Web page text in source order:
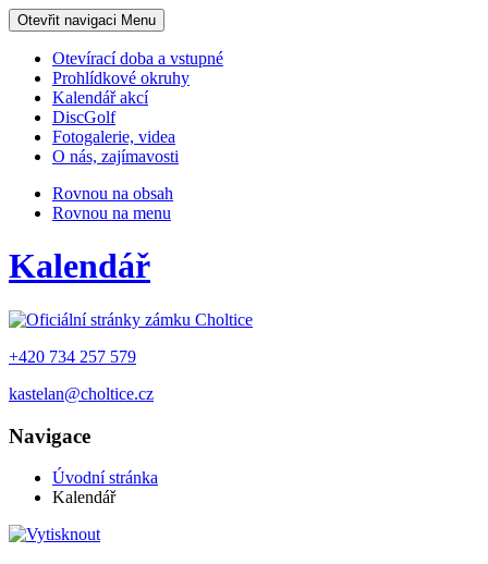
Otevřit navigaci Menu
Otevírací doba a vstupné
Prohlídkové okruhy
Kalendář akcí
DiscGolf
Fotogalerie, videa
O nás, zajímavosti
Rovnou na obsah
Rovnou na menu
Kalendář
+420 734 257 579
kastelan@choltice.cz
Navigace
Úvodní stránka
Kalendář